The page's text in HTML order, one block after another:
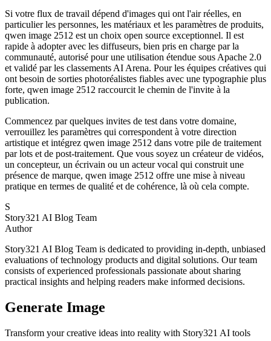
Si votre flux de travail dépend d'images qui ont l'air réelles, en
particulier les personnes, les matériaux et les paramètres de produits,
qwen image 2512 est un choix open source exceptionnel. Il est
rapide à adopter avec les diffuseurs, bien pris en charge par la
communauté, autorisé pour une utilisation étendue sous Apache 2.0
et validé par les classements AI Arena. Pour les équipes créatives qui
ont besoin de sorties photoréalistes fiables avec une typographie plus
forte, qwen image 2512 raccourcit le chemin de l'invite à la
publication.
Commencez par quelques invites de test dans votre domaine,
verrouillez les paramètres qui correspondent à votre direction
artistique et intégrez qwen image 2512 dans votre pile de traitement
par lots et de post-traitement. Que vous soyez un créateur de vidéos,
un concepteur, un écrivain ou un acteur vocal qui construit une
présence de marque, qwen image 2512 offre une mise à niveau
pratique en termes de qualité et de cohérence, là où cela compte.
S
Story321 AI Blog Team
Author
Story321 AI Blog Team is dedicated to providing in-depth, unbiased
evaluations of technology products and digital solutions. Our team
consists of experienced professionals passionate about sharing
practical insights and helping readers make informed decisions.
Generate Image
Transform your creative ideas into reality with Story321 AI tools